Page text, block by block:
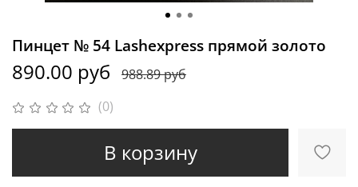
(0)
Пинцет № 54 Lashexpress прямой золото
890.00 руб 988.89 руб
В корзину